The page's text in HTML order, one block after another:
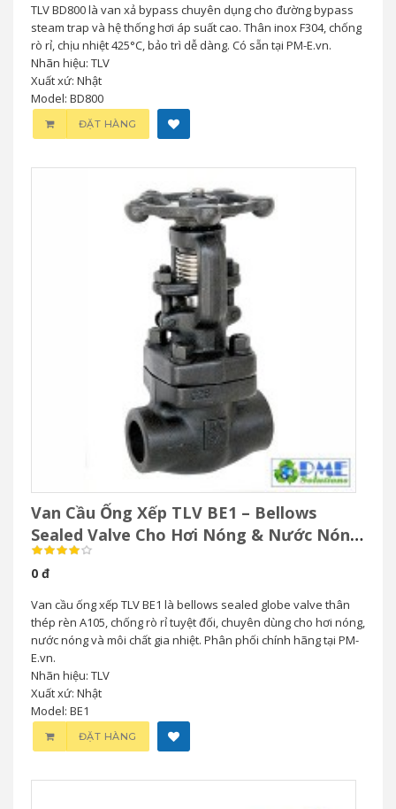
TLV BD800 là van xả bypass chuyên dụng cho đường bypass
steam trap và hệ thống hơi áp suất cao. Thân inox F304, chống
rò rỉ, chịu nhiệt 425°C, bảo trì dễ dàng. Có sẵn tại PM-E.vn.
Nhãn hiệu: TLV
Xuất xứ: Nhật
Model: BD800
ĐẶT HÀNG
Van Cầu Ống Xếp TLV BE1 – Bellows
Sealed Valve Cho Hơi Nóng & Nước Nóng
Áp Suất Cao
0 đ
Van cầu ống xếp TLV BE1 là bellows sealed globe valve thân
thép rèn A105, chống rò rỉ tuyệt đối, chuyên dùng cho hơi nóng,
nước nóng và môi chất gia nhiệt. Phân phối chính hãng tại PM-
E.vn.
Nhãn hiệu: TLV
Xuất xứ: Nhật
Model: BE1
ĐẶT HÀNG